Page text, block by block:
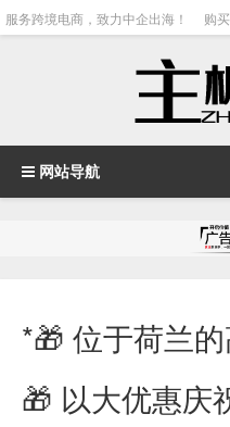
服务跨境电商，致力中企出海！ 购
网站导航
*🎁 位于荷兰
🎁 以大优惠庆